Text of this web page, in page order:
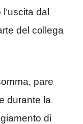
dal
del collega
pare
durante la
di